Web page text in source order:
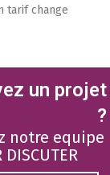
tarif change
un projet
?
notre equipe
DISCUTER